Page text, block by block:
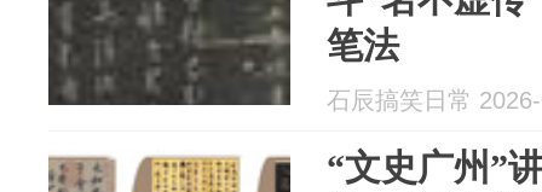
笔法
石辰搞笑日常
“文史广州”